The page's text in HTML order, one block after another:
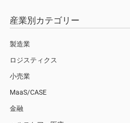
産業別カテゴリー
製造業
ロジスティクス
小売業
MaaS/CASE
金融